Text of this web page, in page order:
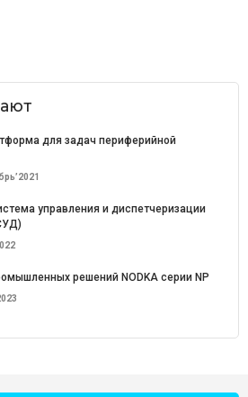
для задач периферийной
управления и диспетчеризации
решений NODKA серии NP